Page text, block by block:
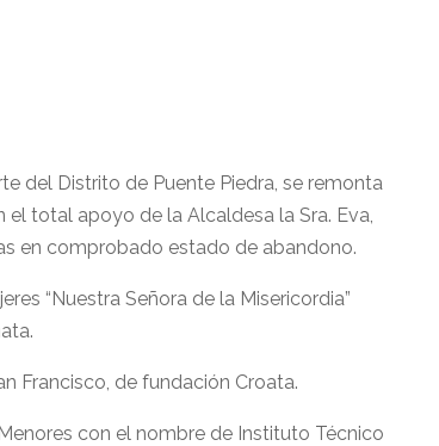
del Distrito de Puente Piedra, se remonta
total apoyo de la Alcaldesa la Sra. Eva,
en comprobado estado de abandono.
“Nuestra Señora de la Misericordia”
Francisco, de fundación Croata.
con el nombre de Instituto Técnico